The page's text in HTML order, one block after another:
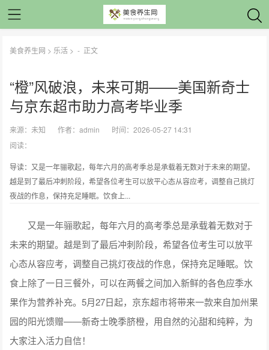
美食养生网 > 乐活 > - 正文
“橙”风破浪，未来可期——美国新奇士
与京东超市助力高考毕业季
来源：未知 作者：admin
时间：2026-05-27 14:31
阅读：
导读：又是一年骊歌起，每年六月的高考季总是承载着无数对于未来的期望。
越是到了最后冲刺阶段，希望各位考生可以放平心态从容应考，调整自己挑灯
夜战的作息，保持充足睡眠。饮食上...
又是一年骊歌起，每年六月的高考季总是承载着无数对于
未来的期望。越是到了最后冲刺阶段，希望各位考生可以放平
心态从容应考，调整自己挑灯夜战的作息，保持充足睡眠。饮
食上除了一日三餐外，可以在两餐之间加入新鲜的各色应季水
果作为营养补充。5月27日起，京东超市将带来一款来自加州果
园的阳光馈赠——新奇士晚季脐橙，用自然的沁甜和纯粹，为
大家注入活力自信！